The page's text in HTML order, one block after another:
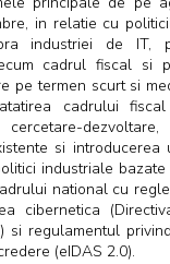
in relatie cu
industriei de IT,
cadrul fiscal si
pe termen scurt si
cadrului
si introducerea
industriale bazate
national cu
cibernetica
si regulamentul
(eIDAS 2.0).